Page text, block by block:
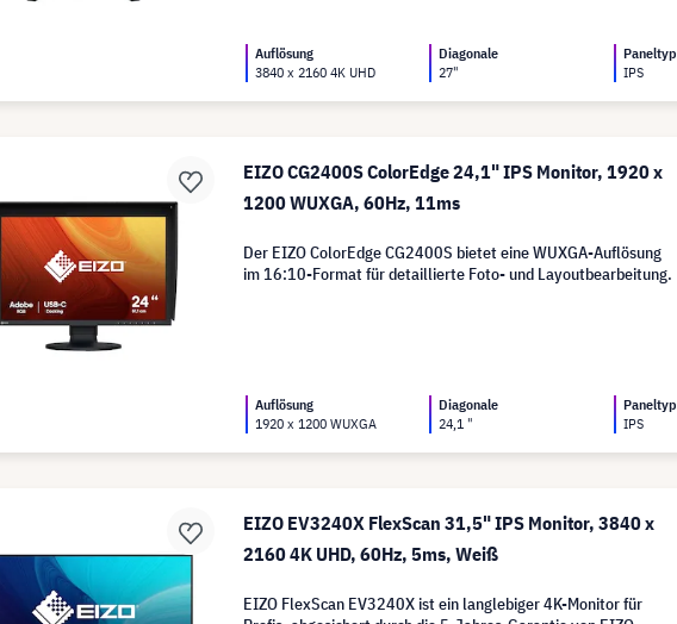
Auflösung
3840 x 2160 4K UHD
Diagonale
27"
Paneltyp
IPS
EIZO CG2400S ColorEdge 24,1" IPS Monitor, 1920 x
1200 WUXGA, 60Hz, 11ms
Der EIZO ColorEdge CG2400S bietet eine WUXGA-Auflösung
im 16:10-Format für detaillierte Foto- und Layoutbearbeitung.
Auflösung
1920 x 1200 WUXGA
Diagonale
24,1 "
Paneltyp
IPS
EIZO EV3240X FlexScan 31,5" IPS Monitor, 3840 x
2160 4K UHD, 60Hz, 5ms, Weiß
EIZO FlexScan EV3240X ist ein langlebiger 4K-Monitor für